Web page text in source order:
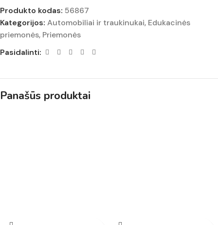
Produkto kodas: 56867
Kategorijos: Automobiliai ir traukinukai, Edukacinės
priemonės, Priemonės
Pasidalinti:
Panašūs produktai